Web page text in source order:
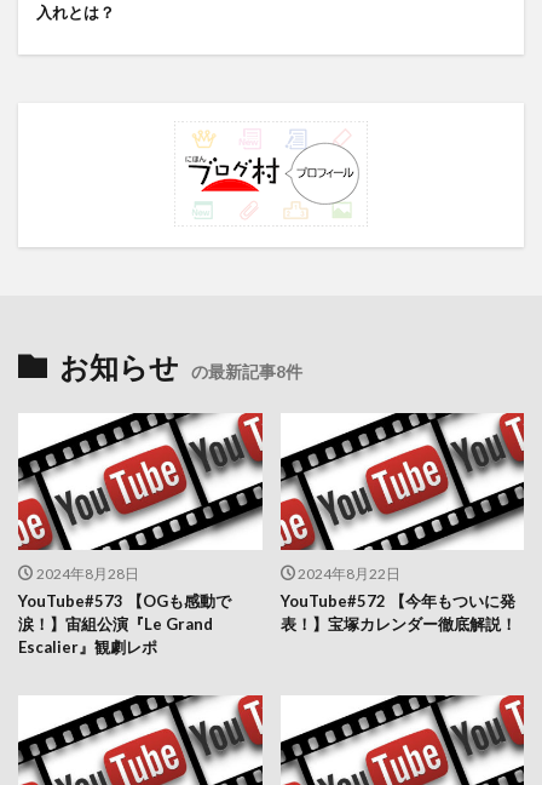
入れとは？
お知らせ の最新記事8件
2024年8月28日
YouTube#573 【OGも感動で
涙！】宙組公演『Le Grand
Escalier』観劇レポ
2024年8月22日
YouTube#572 【今年もついに発
表！】宝塚カレンダー徹底解説！